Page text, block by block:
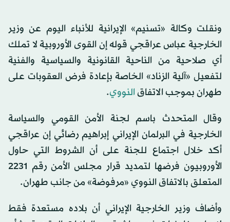
ونقلت وكالة «تسنيم» الإيرانية للأنباء اليوم عن وزير
الخارجية عباس عراقجي قوله إن القوى الأوروبية لا تملك
أي صلاحية من الناحية القانونية والسياسية والفنية
لتفعيل «آلية الزناد» الخاصة بإعادة فرض العقوبات على
طهران بموجب الاتفاقالنووي.
وقال المتحدث باسم لجنة الأمن القومي والسياسة
الخارجية في البرلمان الإيراني إبراهيم رضائي إن عراقجي
أكد خلال اجتماع للجنة على أن الشروط التي حاول
الأوروبيون فرضها لتمديد قرار مجلس الأمن رقم 2231
المتعلق بالاتفاق النووي «مرفوضة» من جانب طهران.
وأضاف وزير الخارجية الإيراني أن بلاده مستعدة فقط